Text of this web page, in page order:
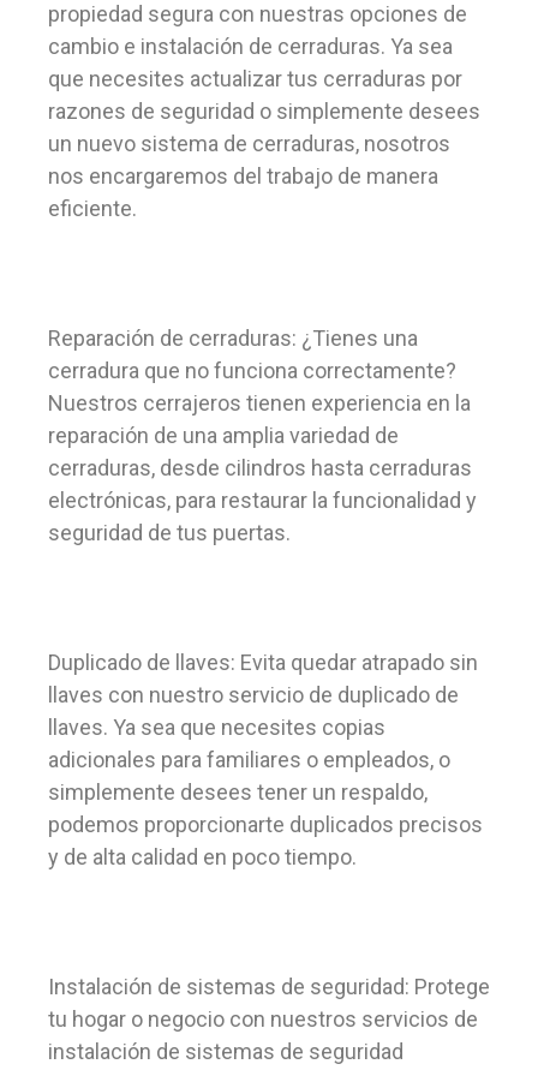
propiedad segura con nuestras opciones de
cambio e instalación de cerraduras. Ya sea
que necesites actualizar tus cerraduras por
razones de seguridad o simplemente desees
un nuevo sistema de cerraduras, nosotros
nos encargaremos del trabajo de manera
eficiente.
Reparación de cerraduras: ¿Tienes una
cerradura que no funciona correctamente?
Nuestros cerrajeros tienen experiencia en la
reparación de una amplia variedad de
cerraduras, desde cilindros hasta cerraduras
electrónicas, para restaurar la funcionalidad y
seguridad de tus puertas.
Duplicado de llaves: Evita quedar atrapado sin
llaves con nuestro servicio de duplicado de
llaves. Ya sea que necesites copias
adicionales para familiares o empleados, o
simplemente desees tener un respaldo,
podemos proporcionarte duplicados precisos
y de alta calidad en poco tiempo.
Instalación de sistemas de seguridad: Protege
tu hogar o negocio con nuestros servicios de
instalación de sistemas de seguridad